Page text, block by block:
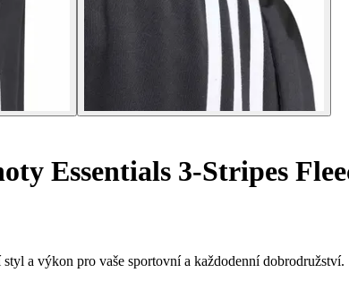
Essentials 3-Stripes
a výkon pro vaše sportovní a každodenní dobrodružství.